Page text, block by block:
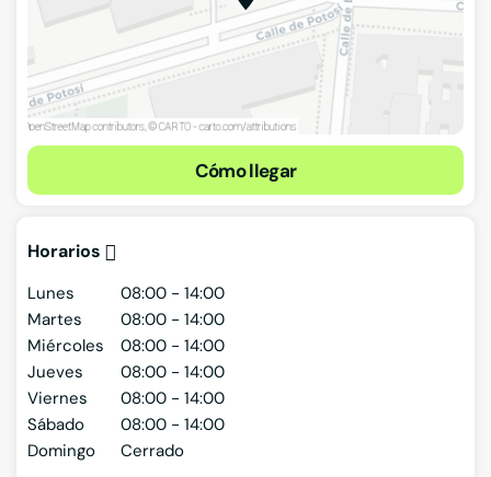
Cómo llegar
Horarios
Lunes
08:00 - 14:00
Martes
08:00 - 14:00
Miércoles
08:00 - 14:00
Jueves
08:00 - 14:00
Viernes
08:00 - 14:00
Sábado
08:00 - 14:00
Domingo
Cerrado